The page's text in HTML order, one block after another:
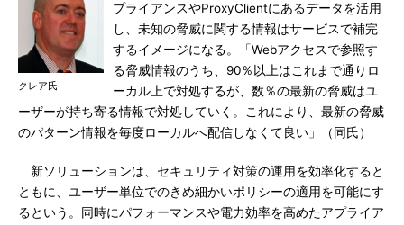
クレア氏
プライアンスやProxyClientにあるデータを活用
し、未知の脅威に関する情報はサービスで補完
するイメージになる。「Webアクセスで参照す
る脅威情報のうち、90％以上はこれまで通りロ
ーカル上で対処するが、数％の最新の脅威はユ
ーザーが持ち寄る情報で対処していく。これにより、最新の脅威
のパターン情報を毎度ローカルへ配信しなくて良い」（同氏）
新ソリューションは、セキュリティ対策の運用を効率化すると
ともに、ユーザー単位でのきめ細かいポリシーの適用を可能にす
るという。同時にパフォーマンスや電力効率を高めたアプライア